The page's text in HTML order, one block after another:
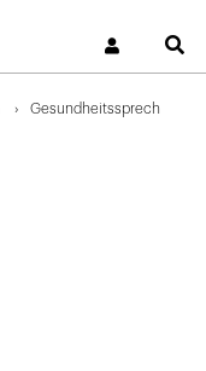
Gesundheitssprech